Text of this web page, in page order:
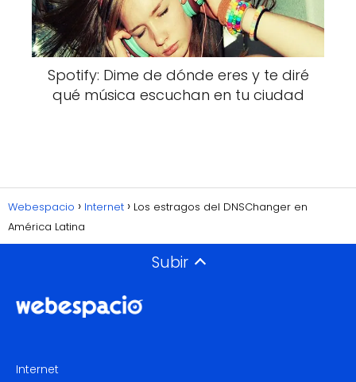
Spotify: Dime de dónde eres y te diré
qué música escuchan en tu ciudad
Webespacio Internet
Los estragos del DNSChanger en
América Latina
Subir
Internet